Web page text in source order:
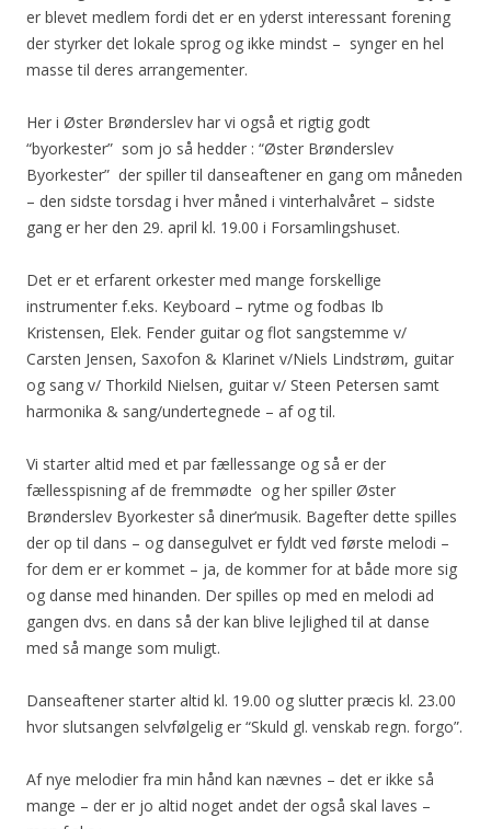
er blevet medlem fordi det er en yderst interessant forening
der styrker det lokale sprog og ikke mindst – synger en hel
masse til deres arrangementer.
Her i Øster Brønderslev har vi også et rigtig godt
“byorkester” som jo så hedder : “Øster Brønderslev
Byorkester” der spiller til danseaftener en gang om måneden
– den sidste torsdag i hver måned i vinterhalvåret – sidste
gang er her den 29. april kl. 19.00 i Forsamlingshuset.
Det er et erfarent orkester med mange forskellige
instrumenter f.eks. Keyboard – rytme og fodbas Ib
Kristensen, Elek. Fender guitar og flot sangstemme v/
Carsten Jensen, Saxofon & Klarinet v/Niels Lindstrøm, guitar
og sang v/ Thorkild Nielsen, guitar v/ Steen Petersen samt
harmonika & sang/undertegnede – af og til.
Vi starter altid med et par fællessange og så er der
fællesspisning af de fremmødte og her spiller Øster
Brønderslev Byorkester så diner’musik. Bagefter dette spilles
der op til dans – og dansegulvet er fyldt ved første melodi –
for dem er er kommet – ja, de kommer for at både more sig
og danse med hinanden. Der spilles op med en melodi ad
gangen dvs. en dans så der kan blive lejlighed til at danse
med så mange som muligt.
Danseaftener starter altid kl. 19.00 og slutter præcis kl. 23.00
hvor slutsangen selvfølgelig er “Skuld gl. venskab regn. forgo”.
Af nye melodier fra min hånd kan nævnes – det er ikke så
mange – der er jo altid noget andet der også skal laves –